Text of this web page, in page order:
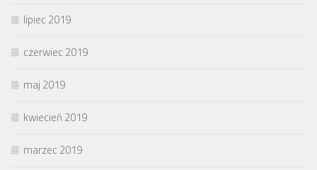
lipiec 2019
czerwiec 2019
maj 2019
kwiecień 2019
marzec 2019